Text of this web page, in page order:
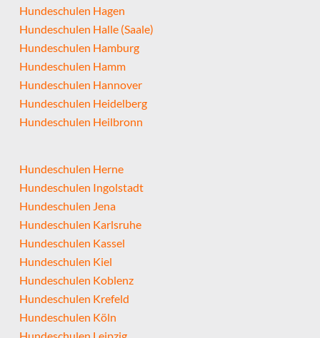
Hundeschulen Hagen
Hundeschulen Halle (Saale)
Hundeschulen Hamburg
Hundeschulen Hamm
Hundeschulen Hannover
Hundeschulen Heidelberg
Hundeschulen Heilbronn
Hundeschulen Herne
Hundeschulen Ingolstadt
Hundeschulen Jena
Hundeschulen Karlsruhe
Hundeschulen Kassel
Hundeschulen Kiel
Hundeschulen Koblenz
Hundeschulen Krefeld
Hundeschulen Köln